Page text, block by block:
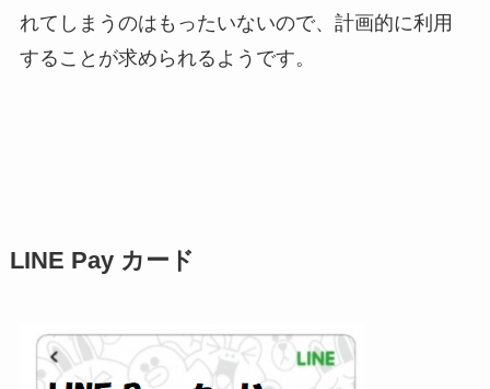
れてしまうのはもったいないので、計画的に利用
することが求められるようです。
LINE Pay カード